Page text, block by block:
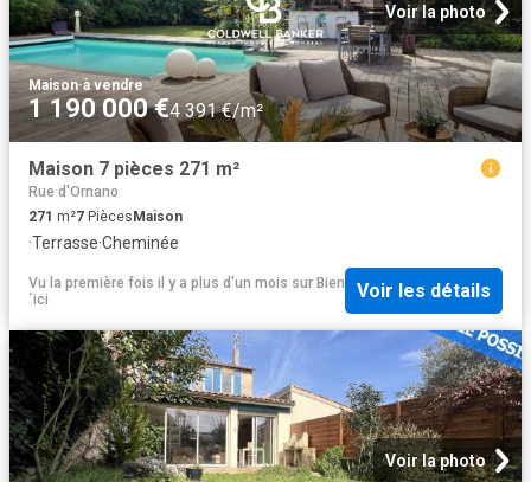
Voir la photo
Maison·à vendre
1 190 000 €4 391 €/m²
Maison 7 pièces 271 m²
Rue d'Ornano
271 m²7 PiècesMaison
·Terrasse·Cheminée
Vu la première fois il y a plus d'un mois sur Bien
´ici
Voir les détails
Voir la photo